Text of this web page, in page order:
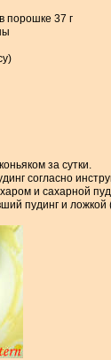
порошке 37 г
за сутки.
согласно
и сахарной
пудинг и